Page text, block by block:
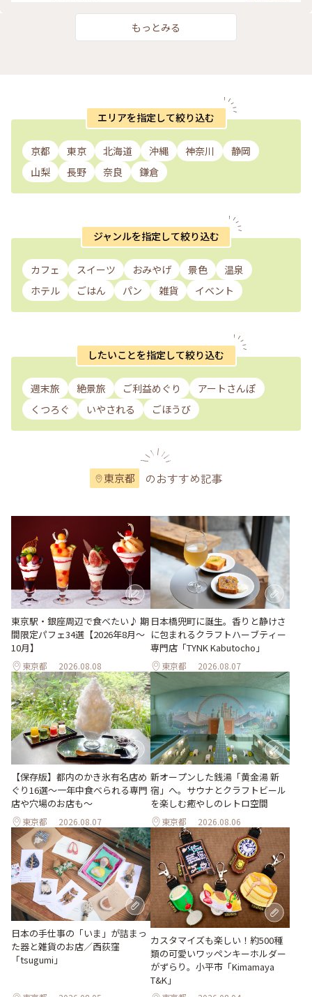
もっとみる
エリアを指定して絞り込む
京都 東京 北海道 沖縄 神奈川
静岡
山梨
長野 奈良 鎌倉
ジャンルを指定して絞り込む
カフェ スイーツ おみやげ 景色
温泉
ホテル
ごはん パン 雑貨 イベント
したいことを指定して絞り込む
週末旅 絶景旅 ご利益めぐり
アートさんぽ
くつろぐ
いやされる ごほうび
東京都 のおすすめ記事
東京駅・銀座周辺で食べたい♪ 期
間限定パフェ34選【2026年8月～
10月】
東京都 2026.08.08
日本橋兜町に誕生。香りと静けさ
に包まれるクラフトハーブティー
専門店「TYNK Kabutocho」
東京都 2026.08.07
【保存版】都内のかき氷有名店め
ぐり16選～一年中食べられる専門
店や穴場のお店も～
東京都 2026.08.07
新オープンした銭湯「黄金湯 新
宿」へ。サウナとクラフトビール
を楽しむ癒やしのレトロ空間
東京都 2026.08.06
日本の手仕事の「いま」が詰まっ
た器と雑貨のお店／西荻窪
「tsugumi」
カスタマイズも楽しい！約500種
類の可愛いワッペンキーホルダー
がずらり。小平市「Kimamaya
T&K」